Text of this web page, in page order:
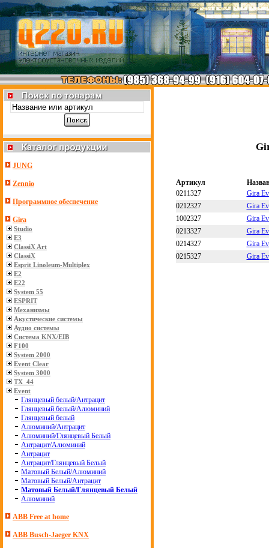
JUNG
Zennio
Программное обеспечение
Gira
Studio
E3
ClassiX Art
ClassiX
Esprit Linoleum-Multiplex
E2
E22
System 55
ESPRIT
Механизмы
Акустические системы
Аудио системы
Система KNX/EIB
F100
System 2000
Event Clear
System 3000
TX_44
Event
Глянцевый белый/Антрацит
Глянцевый белый/Алюминий
Глянцевый белый
Алюминий/Антрацит
Алюминий/Глянцевый Белый
Антрацит/Алюминий
Антрацит
Антрацит/Глянцевый Белый
Матовый Белый/Алюминий
Матовый Белый/Антрацит
Матовый Белый/Глянцевый Белый
Алюминий
ABB Free at home
ABB Busch-Jaeger KNX
Артикул
0211327
Gira
0212327
Gira
1002327
Gira
0213327
Gira
0214327
Gira
0215327
Gira